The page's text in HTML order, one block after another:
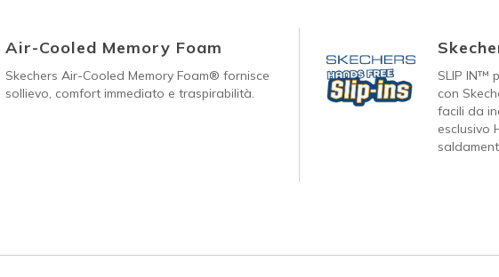
Air-Cooled Memory Foam
Skechers Air-Cooled Memory Foam® fornisce
sollievo, comfort immediato e traspirabilità.
SLIP IN™
con
facili da
esclusivo